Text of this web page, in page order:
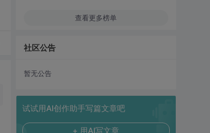
查看更多榜单
社区公告
暂无公告
试试用AI创作助手写篇文章吧
+ 用AI写文章